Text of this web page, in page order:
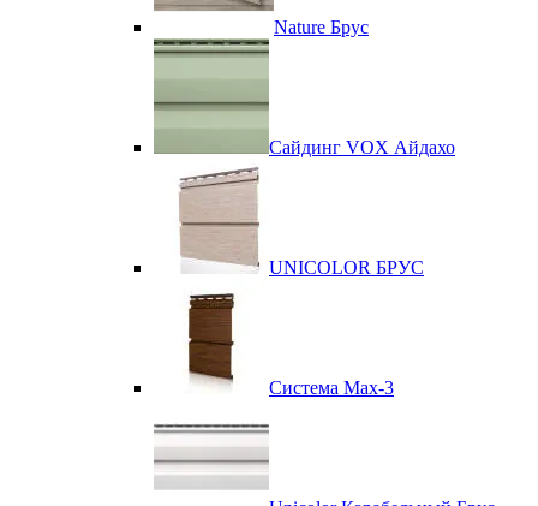
Nature Брус
Сайдинг VOX Айдахо
UNICOLOR БРУС
Система Max-3